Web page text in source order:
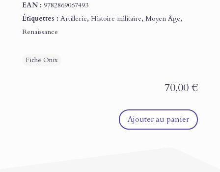
EAN : 9782869067493
Étiquettes : Artillerie, Histoire militaire, Moyen Âge,
Renaissance
70,00€
Ajouter au panier